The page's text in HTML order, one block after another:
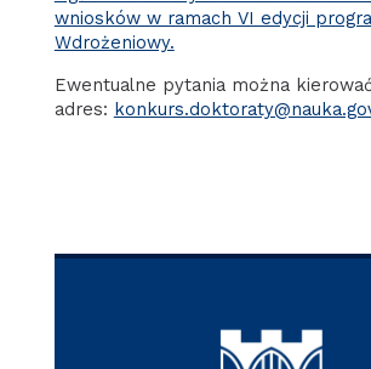
wniosków w ramach VI edycji
Wdrożeniowy.
Ewentualne pytania można
adres: